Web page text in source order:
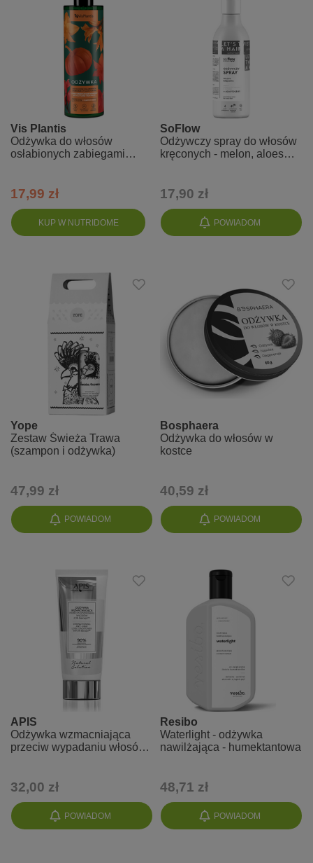
KUP W NUTRIDOME
Vis Plantis
Odżywka do włosów
osłabionych zabiegami
17,99 zł
POWIADOM
SoFlow
Odżywczy spray do włosów
kręconych - melon, aloes
17,90 zł
POWIADOM
Yope
Zestaw Świeża Trawa
(szampon i odżywka)
47,99 zł
POWIADOM
Bosphaera
Odżywka do włosów w
kostce
40,59 zł
POWIADOM
APIS
Odżywka wzmacniająca
przeciw wypadaniu włosów
32,00 zł
POWIADOM
Resibo
Waterlight - odżywka
nawilżająca - humektantowa
48,71 zł